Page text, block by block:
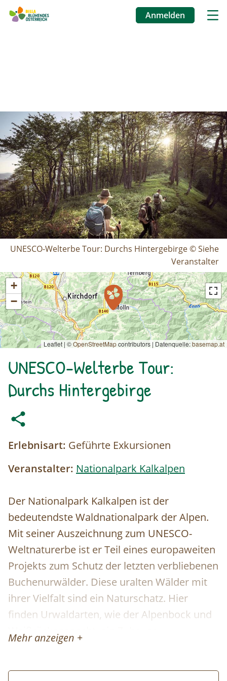
Anmelden
UNESCO-Welterbe Tour: Durchs Hintergebirge © Siehe
Veranstalter
+
−
Leaflet | ©OpenStreetMapcontributors | Datenquelle:basemap.at
UNESCO-Welterbe Tour:
Durchs Hintergebirge
Erlebnisart: Geführte Exkursionen
Veranstalter: Nationalpark Kalkalpen
Der Nationalpark Kalkalpen ist der
bedeutendste Waldnationalpark der Alpen.
Mit seiner Auszeichnung zum UNESCO-
Weltnaturerbe ist er Teil eines europaweiten
Projekts zum Schutz der letzten verbliebenen
Buchenurwälder. Diese uralten Wälder mit
ihrer Vielfalt sind ein Naturschatz. Hier
finden Urwaldarten, wie der Alpenbock und
Weißrückenspecht, ein Zuhause.
erforderlich)
Mehr anzeigen +